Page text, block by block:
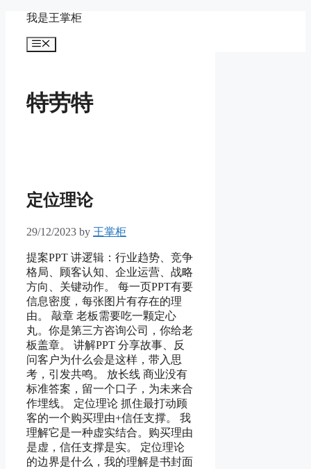
content
我是王掌柜
Menu
特劳特
定位理论
29/12/2023 by 王掌柜
提案PPT 讲逻辑：行业趋势、竞争
格局、顾客认知、企业运营、战略
方向、关键动作。 每一页PPT有要
信息密度，每张图片有存在的理
由。 敲章 老板需要吃一颗定心
丸。你是第三方咨询公司，你给老
板盖章。 讲解PPT 分享故事、反
问客户为什么会是这样，带入思
考，引发共鸣。 放长线 商业没有
标准答案，留一个口子，为未来合
作埋线。 定位理论 抓住最打动顾
客的一个购买理由+信任支撑。 我
理解它是一种虚实结合。购买理由
是虚，信任支撑是实。 定位理论
的边界是什么，我的理解是书封面